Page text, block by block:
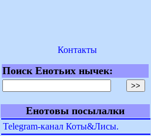
Контакты
Поиск Енотьих нычек:
Енотовы посылалки
Telegram-канал Коты&Лисы.